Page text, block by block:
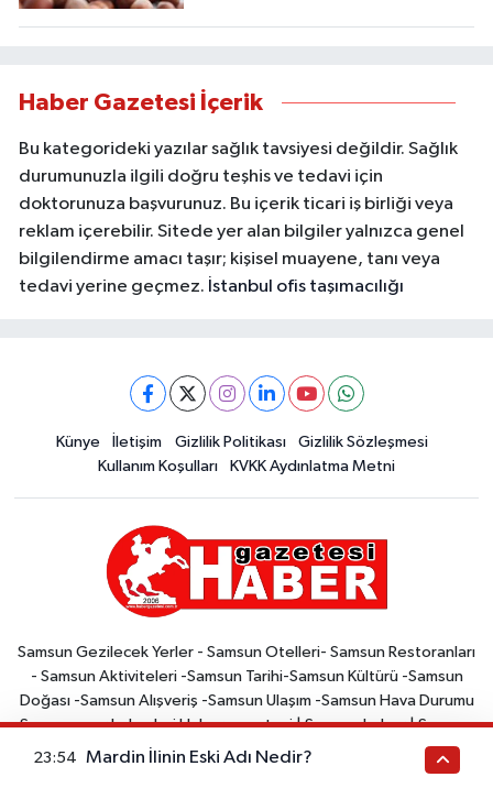
Haber Gazetesi İçerik
Bu kategorideki yazılar sağlık tavsiyesi değildir. Sağlık
durumunuzla ilgili doğru teşhis ve tedavi için
doktorunuza başvurunuz. Bu içerik ticari iş birliği veya
reklam içerebilir. Sitede yer alan bilgiler yalnızca genel
bilgilendirme amacı taşır; kişisel muayene, tanı veya
tedavi yerine geçmez. İstanbul ofis taşımacılığı
Künye İletişim Gizlilik Politikası
Gizlilik Sözleşmesi
Kullanım Koşulları
KVKK Aydınlatma Metni
Samsun Gezilecek Yerler - Samsun Otelleri- Samsun Restoranları
- Samsun Aktiviteleri -Samsun Tarihi-Samsun Kültürü -Samsun
Doğası -Samsun Alışveriş -Samsun Ulaşım -Samsun Hava Durumu
Samsunspor haberleri Haber gazetesi | Samsun haber | Samsun
haberleri | Samsunspor Sitede, Samsun ilinde gerçekleşen yerel
haberler, Türkiye ve dünya gündemi ile ilgili haberler yer
23:54 Mardin İlinin Eski Adı Nedir?